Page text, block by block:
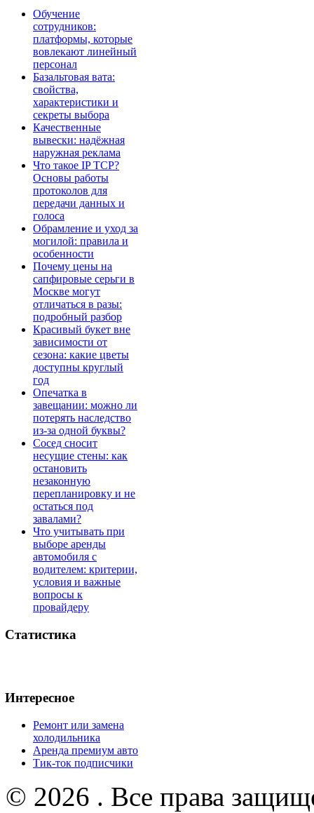
Обучение
сотрудников:
платформы, которые
вовлекают линейный
персонал
Базальтовая вата:
свойства,
характеристики и
секреты выбора
Качественные
вывески: надёжная
наружная реклама
Что такое IP TCP?
Основы работы
протоколов для
передачи данных и
голоса
Обрамление и уход за
могилой: правила и
особенности
Почему цены на
сапфировые серьги в
Москве могут
отличаться в разы:
подробный разбор
Красивый букет вне
зависимости от
сезона: какие цветы
доступны круглый
год
Опечатка в
завещании: можно ли
потерять наследство
из-за одной буквы?
Сосед сносит
несущие стены: как
остановить
незаконную
перепланировку и не
остаться под
завалами?
Что учитывать при
выборе аренды
автомобиля с
водителем: критерии,
условия и важные
вопросы к
провайдеру
Статистика
Интересное
Ремонт или замена
холодильника
Аренда премиум авто
Тик-ток подписчики
© 2026 . Все права